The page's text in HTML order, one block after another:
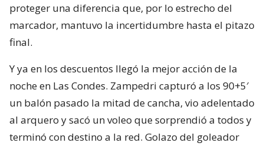
proteger una diferencia que, por lo estrecho del
marcador, mantuvo la incertidumbre hasta el pitazo
final.
Y ya en los descuentos llegó la mejor acción de la
noche en Las Condes. Zampedri capturó a los 90+5′
un balón pasado la mitad de cancha, vio adelentado
al arquero y sacó un voleo que sorprendió a todos y
terminó con destino a la red. Golazo del goleador